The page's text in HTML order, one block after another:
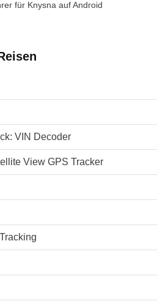
für Knysna auf Android
VIN Decoder
View GPS Tracker